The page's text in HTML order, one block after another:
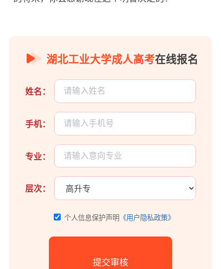
湖北工业大学成人高考在线报名
姓名：
手机：
专业：
层次：
个人信息保护声明 《用户隐私政策》